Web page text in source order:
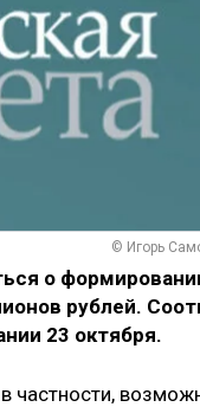
© Игорь
о
рублей.
23 октября.
частности,